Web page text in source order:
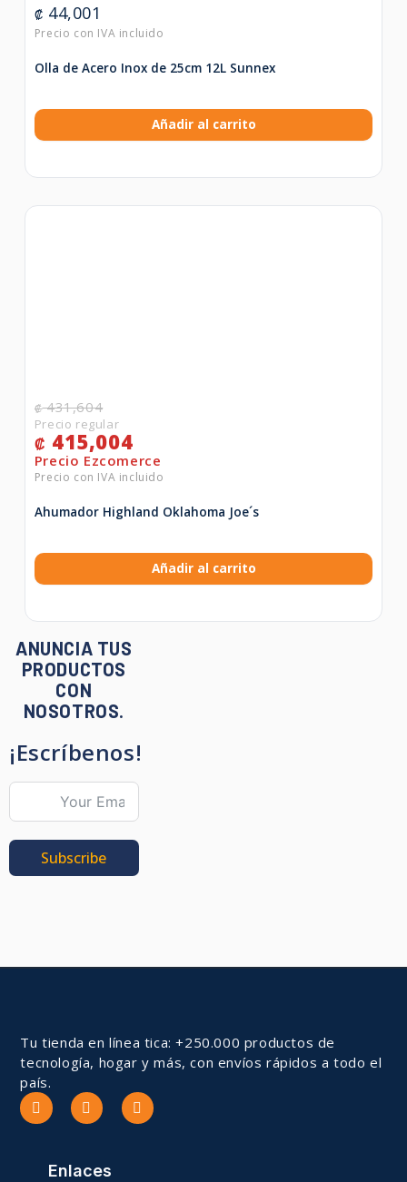
₡ 44,001
Olla de Acero Inox de 25cm 12L Sunnex
Añadir al carrito
₡431,604
₡ 415,004
Ahumador Highland Oklahoma Joe´s
Añadir al carrito
ANUNCIA TUS
PRODUCTOS
CON
NOSOTROS.
¡Escríbenos!
Subscribe
Tu tienda en línea tica: +250.000 productos de
tecnología, hogar y más, con envíos rápidos a todo el
país.
Enlaces